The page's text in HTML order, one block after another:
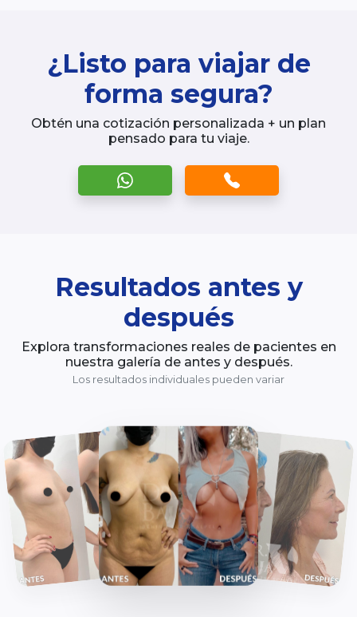
Inicio
Cirugía Estética
Medicina Estética
Cirugía Capilar
Hispali SPA
Blog
Antes y Después
¿Listo para viajar de
forma segura?
Obtén una cotización personalizada + un plan
pensado para tu viaje.
Resultados antes y
después
Explora transformaciones reales de pacientes en
nuestra galería de antes y después.
Los resultados individuales pueden variar